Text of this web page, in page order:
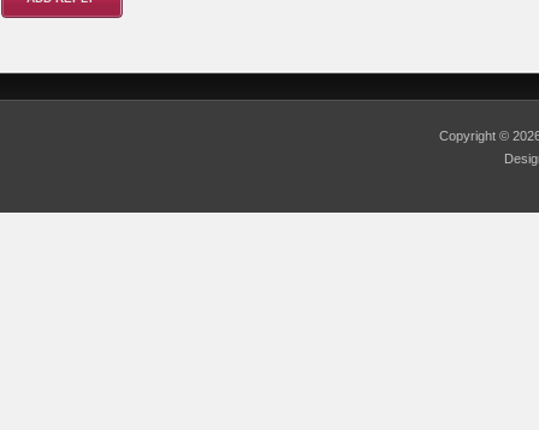
Copyright ©